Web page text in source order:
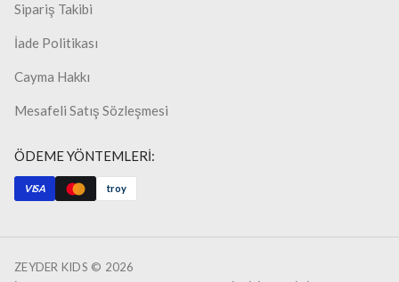
Sipariş Takibi
İade Politikası
Cayma Hakkı
Mesafeli Satış Sözleşmesi
ÖDEME YÖNTEMLERİ:
VISA troy
ZEYDER KIDS © 2026